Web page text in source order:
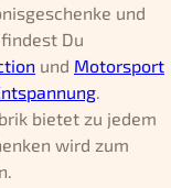
und
Du
und Motorsport
.
bietet zu jedem
wird zum